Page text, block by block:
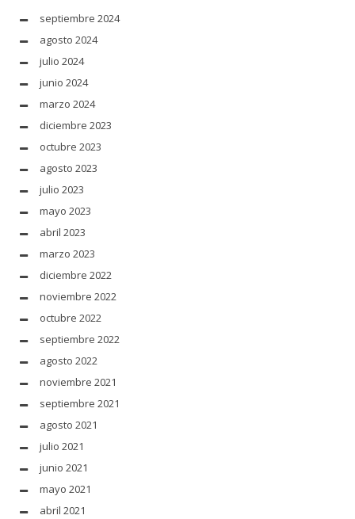
septiembre 2024
agosto 2024
julio 2024
junio 2024
marzo 2024
diciembre 2023
octubre 2023
agosto 2023
julio 2023
mayo 2023
abril 2023
marzo 2023
diciembre 2022
noviembre 2022
octubre 2022
septiembre 2022
agosto 2022
noviembre 2021
septiembre 2021
agosto 2021
julio 2021
junio 2021
mayo 2021
abril 2021